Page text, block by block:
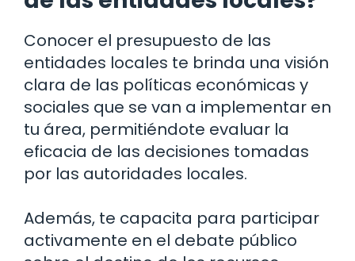
Conocer el presupuesto de las
entidades locales te brinda una visión
clara de las políticas económicas y
sociales que se van a implementar en
tu área, permitiéndote evaluar la
eficacia de las decisiones tomadas
por las autoridades locales.
Además, te capacita para participar
activamente en el debate público